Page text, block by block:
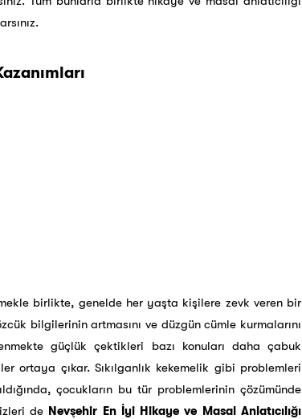
birlikte, genelde her yaşta kişilere zevk veren bir
bilgilerinin artmasını ve düzgün cümle kurmalarını
güçlük çektikleri bazı konuları daha çabuk
ortaya çıkar. Sıkılganlık kekemelik gibi problemleri
çocukların bu tür problemlerinin çözümünde
de Nevşehir En İyi Hikaye ve Masal Anlatıcılığı